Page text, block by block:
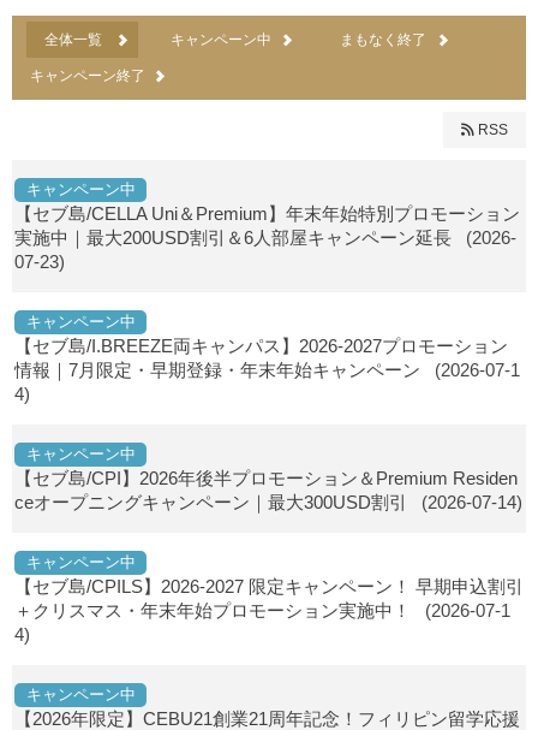
全体一覧 キャンペーン中 まもなく終了
キャンペーン終了
RSS
キャンペーン中
【セブ島/CELLA Uni＆Premium】年末年始特別プロモーション
実施中｜最大200USD割引＆6人部屋キャンペーン延長 (2026-
07-23)
キャンペーン中
【セブ島/I.BREEZE両キャンパス】2026-2027プロモーション
情報｜7月限定・早期登録・年末年始キャンペーン (2026-07-1
4)
キャンペーン中
【セブ島/CPI】2026年後半プロモーション＆Premium Residen
ceオープニングキャンペーン｜最大300USD割引
(2026-07-14)
キャンペーン中
【セブ島/CPILS】2026-2027 限定キャンペーン！ 早期申込割引
＋クリスマス・年末年始プロモーション実施中！
(2026-07-1
4)
キャンペーン中
【2026年限定】CEBU21創業21周年記念！フィリピン留学応援